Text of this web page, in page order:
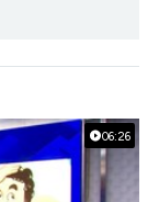
06:26